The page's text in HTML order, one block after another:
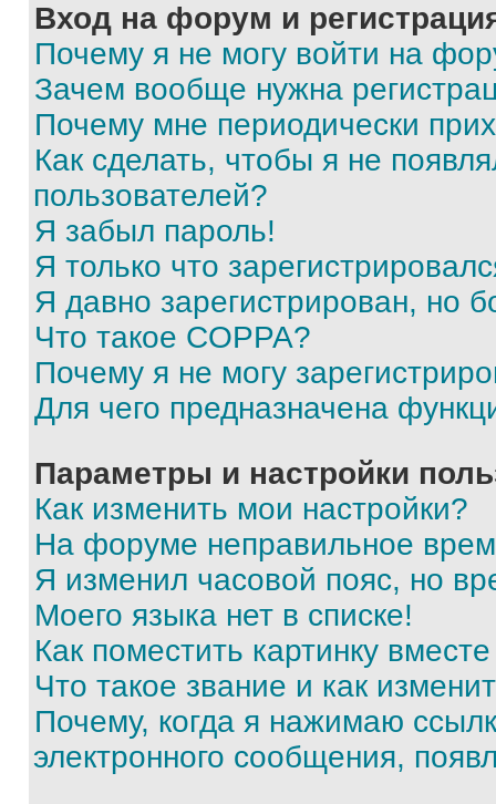
Вход на форум и
Почему я не могу войти на
Зачем вообще нужна
Почему мне периодически
Как сделать, чтобы я не
пользователей?
Я забыл пароль!
Я только что
Я давно зарегистрирован, но
Что такое COPPA?
Почему я не могу
Для чего предназначена
Параметры и настройки
Как изменить мои настройки?
На форуме неправильное
Я изменил часовой пояс, но
Моего языка нет в списке!
Как поместить картинку
Что такое звание и как
Почему, когда я нажимаю
электронного сообщения,